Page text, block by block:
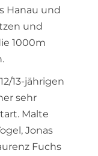
Hanau und
und
1000m
13-jährigen
sehr
Malte
Jonas
Fuchs